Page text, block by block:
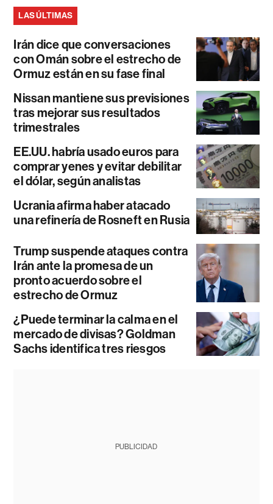
LAS ÚLTIMAS
Irán dice que conversaciones
con Omán sobre el estrecho de
Ormuz están en su fase final
Nissan mantiene sus previsiones
tras mejorar sus resultados
trimestrales
EE.UU. habría usado euros para
comprar yenes y evitar debilitar
el dólar, según analistas
Ucrania afirma haber atacado
una refinería de Rosneft en Rusia
Trump suspende ataques contra
Irán ante la promesa de un
pronto acuerdo sobre el
estrecho de Ormuz
¿Puede terminar la calma en el
mercado de divisas? Goldman
Sachs identifica tres riesgos
PUBLICIDAD